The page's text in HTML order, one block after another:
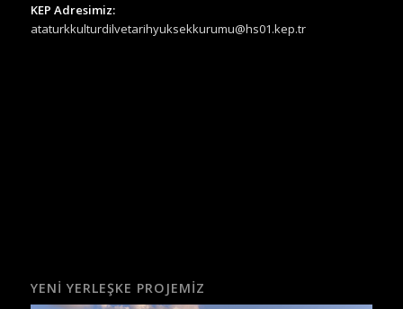
KEP Adresimiz:
ataturkkulturdilvetarihyuksekkurumu@hs01.kep.tr
YENI YERLEŞKE PROJEMIZ